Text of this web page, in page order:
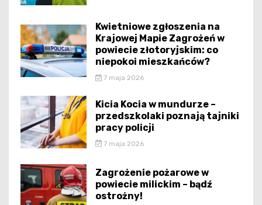
Kwietniowe zgłoszenia na
Krajowej Mapie Zagrożeń w
powiecie złotoryjskim: co
niepokoi mieszkańców?
7 maja 2026
Kicia Kocia w mundurze –
przedszkolaki poznają tajniki
pracy policji
7 maja 2026
Zagrożenie pożarowe w
powiecie milickim – bądź
ostrożny!